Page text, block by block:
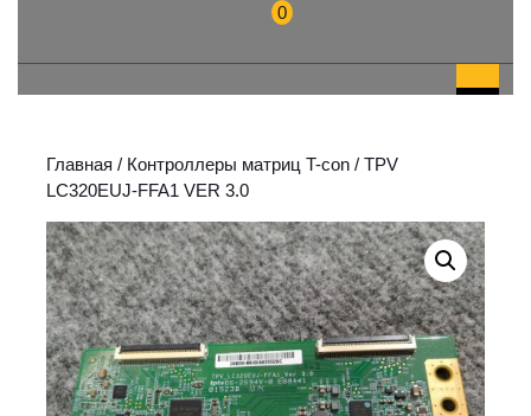
0
Главная / Контроллеры матриц T-con / TPV
LC320EUJ-FFA1 VER 3.0